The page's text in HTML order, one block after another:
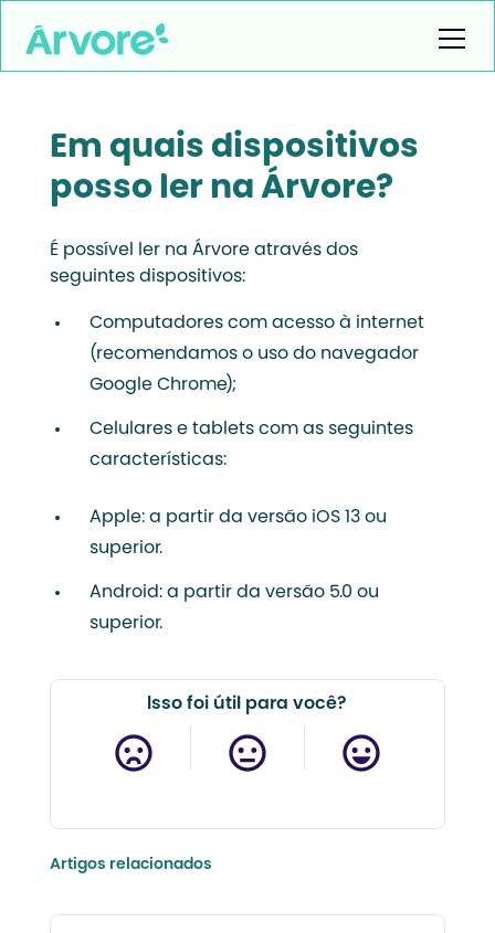
Em quais dispositivos
posso ler na Árvore?
É possível ler na Árvore através dos
seguintes dispositivos:
Computadores com acesso à internet
(recomendamos o uso do navegador
Google Chrome);
Celulares e tablets com as seguintes
características:
Apple: a partir da versão iOS 13 ou
superior.
Android: a partir da versão 5.0 ou
superior.
Isso foi útil para você?
Artigos relacionados